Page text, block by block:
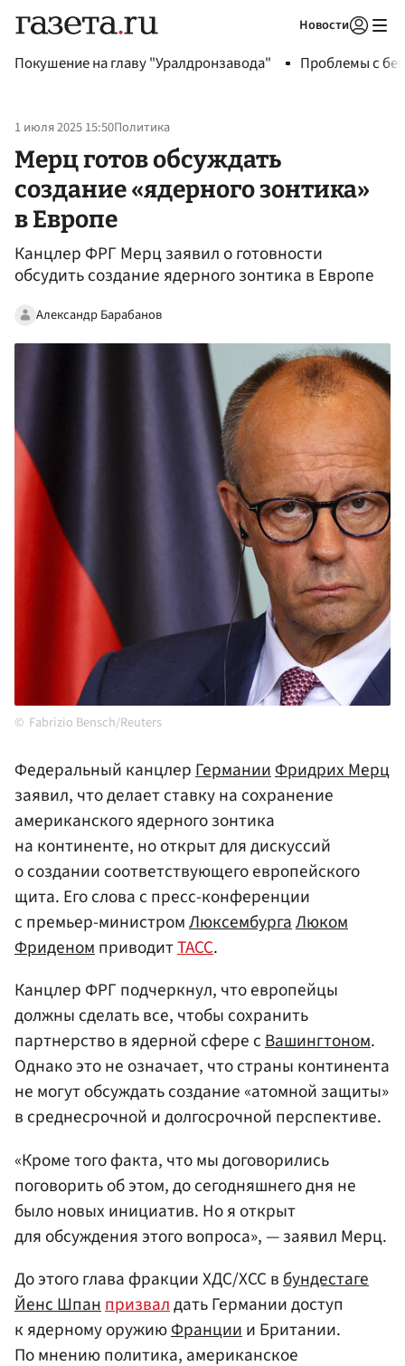
Новости
Покушение на главу "Уралдронзавода" Проблемы с
1 июля 2025 15:50Политика
Мерц готов обсуждать
создание «ядерного зонтика»
в Европе
Канцлер ФРГ Мерц заявил о готовности
обсудить создание ядерного зонтика в Европе
Александр Барабанов
Fabrizio Bensch/Reuters
Федеральный канцлерГерманииФридрих Мерц
заявил, что делает ставку на сохранение
американского ядерного зонтика
на континенте, но открыт для дискуссий
о создании соответствующего европейского
щита. Его слова с пресс-конференции
с премьер-министромЛюксембургаЛюком
ФриденомприводитТАСС.
Канцлер ФРГ подчеркнул, что европейцы
должны сделать все, чтобы сохранить
партнерство в ядерной сфере сВашингтоном.
Однако это не означает, что страны континента
не могут обсуждать создание «атомной защиты»
в среднесрочной и долгосрочной перспективе.
«Кроме того факта, что мы договорились
поговорить об этом, до сегодняшнего дня не
было новых инициатив. Но я открыт
для обсуждения этого вопроса», — заявил Мерц.
До этого глава фракции ХДС/ХСС вбундестаге
Йенс Шпанпризвалдать Германии доступ
к ядерному оружиюФранциии Британии.
По мнению политика, американское